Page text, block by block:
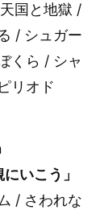
国と地獄 /
/ シュガー
くら / シャ
リオド
いこう」
/ さわれな